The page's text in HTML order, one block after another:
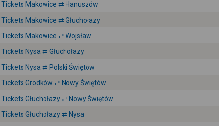
Tickets Makowice ⇄ Hanuszów
Tickets Makowice ⇄ Głuchołazy
Tickets Makowice ⇄ Wojsław
Tickets Nysa ⇄ Głuchołazy
Tickets Nysa ⇄ Polski Świętów
Tickets Grodków ⇄ Nowy Świętów
Tickets Głuchołazy ⇄ Nowy Świętów
Tickets Głuchołazy ⇄ Nysa